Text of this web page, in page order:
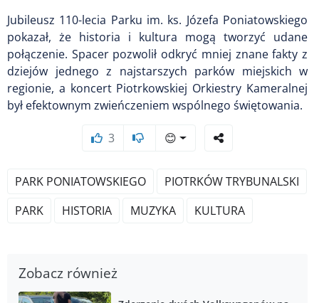
Jubileusz 110-lecia Parku im. ks. Józefa Poniatowskiego
pokazał, że historia i kultura mogą tworzyć udane
połączenie. Spacer pozwolił odkryć mniej znane fakty z
dziejów jednego z najstarszych parków miejskich w
regionie, a koncert Piotrkowskiej Orkiestry Kameralnej
był efektownym zwieńczeniem wspólnego świętowania.
3 😊
PARK PONIATOWSKIEGO
PIOTRKÓW TRYBUNALSKI
PARK
HISTORIA MUZYKA KULTURA
Zobacz również